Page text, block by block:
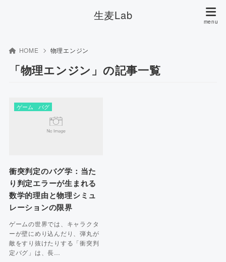
生麦Lab
HOME 物理エンジン
「物理エンジン」の記事一覧
衝突判定のバグ学：当た
り判定エラーが生まれる
数学的理由と物理シミュ
レーションの限界
ゲームの世界では、キャラクタ
ーが壁にめり込んだり、弾丸が
敵をすり抜けたりする「衝突判
定バグ」は、長…
ゲーム バグ